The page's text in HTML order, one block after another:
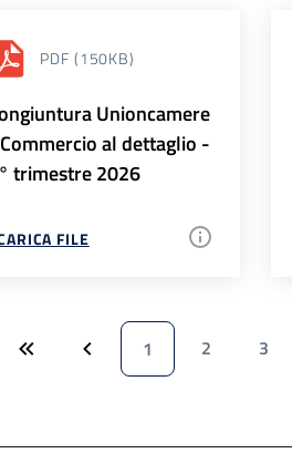
PDF (150KB)
Unioncamere
al dettaglio -
trimestre 2026
FILE
1 2 3